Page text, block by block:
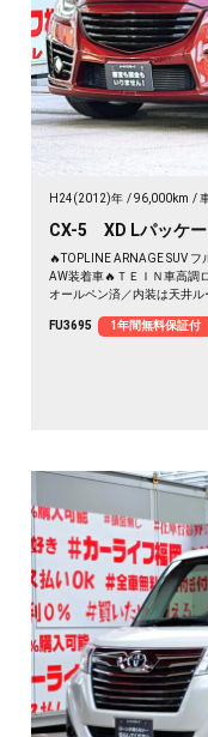
H24(2012)年 96,000km
CX-5 XD Lパッケー
🔥TOPLINE ARNAGE SUV
AW装着車🔥ＴＥＩＮ車高調
オールペン済／内装は天井
視聴可能👀アイドリングスト
６ｋｍ／Ｌ🍃バック・サイ
モニタリングシステム）・
FU3695 1年間無料保証付